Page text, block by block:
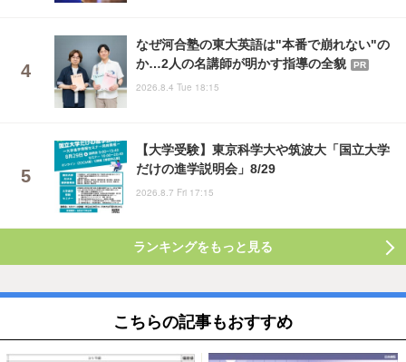
なぜ河合塾の東大英語は"本番で崩れない"の
か…2人の名講師が明かす指導の全貌
PR
2026.8.4 Tue 18:15
【大学受験】東京科学大や筑波大「国立大学
だけの進学説明会」8/29
2026.8.7 Fri 17:15
ランキングをもっと見る
こちらの記事もおすすめ